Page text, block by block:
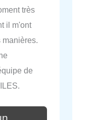
très
il m'ont
de